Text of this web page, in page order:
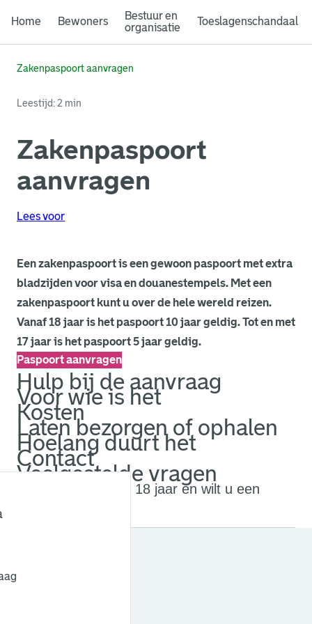
Home Bewoners
Bestuur en
organisatie
Toeslagenschandaal
Zakenpaspoort aanvragen
Leestijd: 2 min
Zakenpaspoort
aanvragen
Lees voor
Een zakenpaspoort is een gewoon paspoort met extra
bladzijden voor visa en douanestempels. Met een
zakenpaspoort kunt u over de hele wereld reizen.
Vanaf 18 jaar is het paspoort 10 jaar geldig. Tot en met
17 jaar is het paspoort 5 jaar geldig.
Paspoort aanvragen
Hulp bij de aanvraag
Voor wie is het
Kosten
Laten bezorgen of ophalen
Hoelang duurt het
Contact
Veelgestelde vragen
Bent u jonger dan 18 jaar en wilt u een